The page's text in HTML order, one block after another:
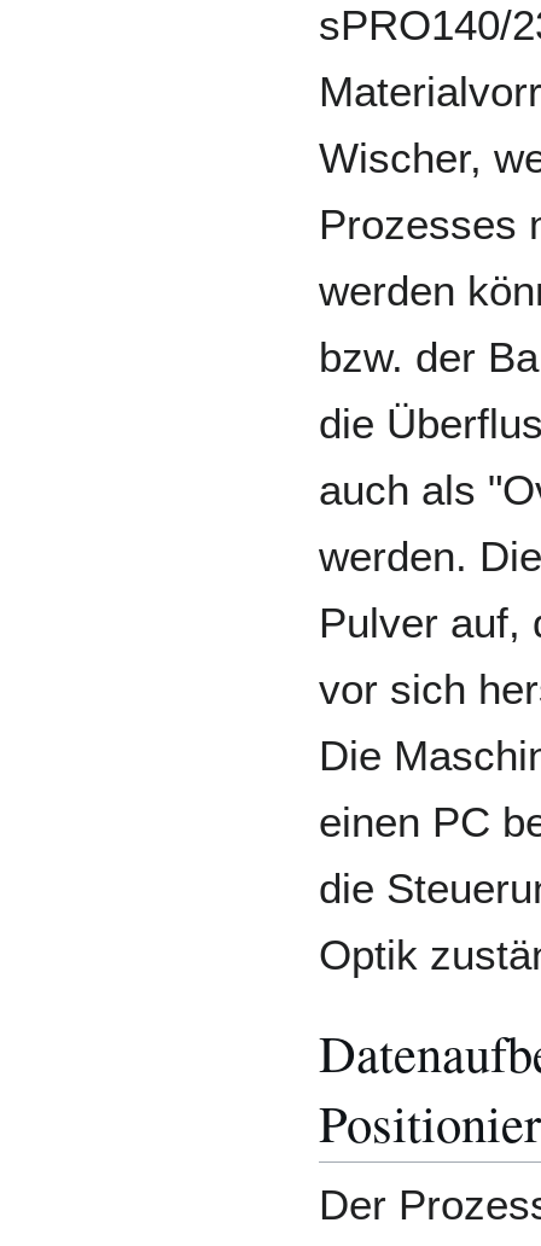
sPRO140/
Wischer,
Prozesses
werden
bzw. der
die
auch als
werden.
Pulver auf,
vor sich
Die
einen PC
die
Optik
Der